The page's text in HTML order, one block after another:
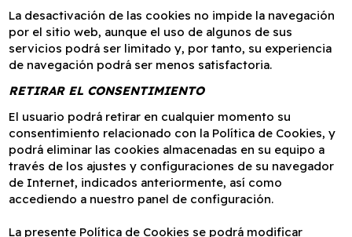
La desactivación de las cookies no impide la navegación
por el sitio web, aunque el uso de algunos de sus
servicios podrá ser limitado y, por tanto, su experiencia
de navegación podrá ser menos satisfactoria.
RETIRAR EL CONSENTIMIENTO
El usuario podrá retirar en cualquier momento su
consentimiento relacionado con la Política de Cookies, y
podrá eliminar las cookies almacenadas en su equipo a
través de los ajustes y configuraciones de su navegador
de Internet, indicados anteriormente, así como
accediendo a nuestro panel de configuración.
La presente Política de Cookies se podrá modificar